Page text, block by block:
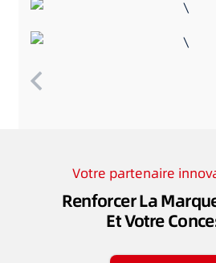
Votre partenaire
Renforcer La
Et Votre